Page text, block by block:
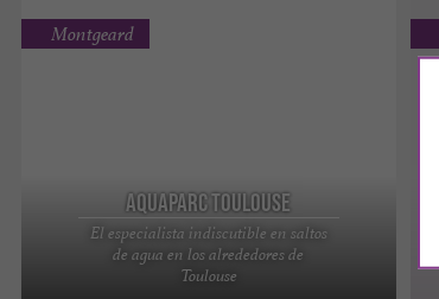
Aquaparc Toulouse
El especialista indiscutible en saltos
de agua en los alrededores de
Toulouse
Montgeard
Waterjump en Toulouse: la sensación del verano
con Aquaparc Toulouse ¿Quieres probar el salto